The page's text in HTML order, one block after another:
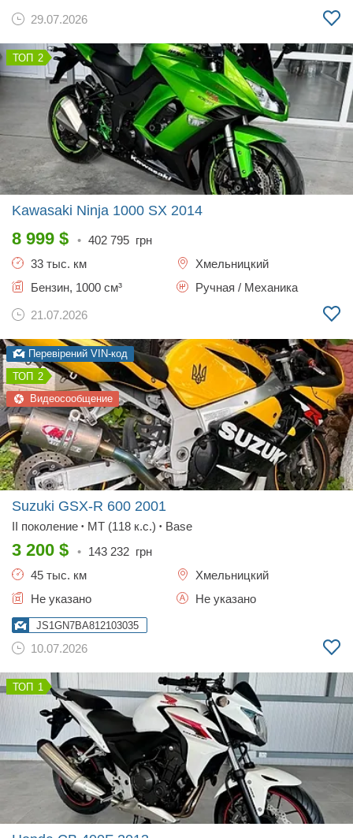
29.07.2026
2
Kawasaki Ninja 1000 SX 2014
8 999 $ • 402 795 грн
33 тыс. км
Хмельницкий
Бензин, 1000 см³
Ручная / Механика
21.07.2026
Перевірений VIN-код
2
Видеосообщение
Suzuki GSX-R 600 2001
II поколение • MT (118 к.с.) • Base
3 200 $ • 143 232 грн
45 тыс. км
Хмельницкий
Не указано
Не указано
JS1GN7BA812103035
10.07.2026
1